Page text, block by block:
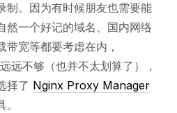
制。因为有时候朋友也需要能
然一个好记的域名、国内网络
宽等都要考虑在内，
远不够（也并不太划算了），
择了 Nginx Proxy Manager